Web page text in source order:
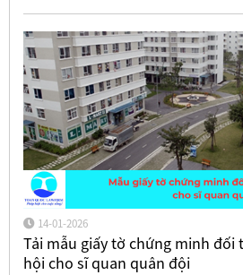
14-01-2026
Tải mẫu giấy tờ chứng minh đối
hội cho sĩ quan quân đội